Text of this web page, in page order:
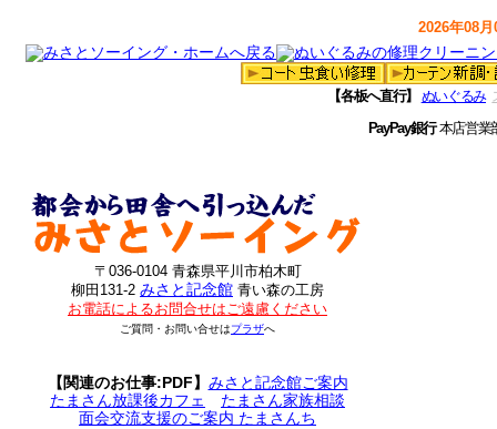
2026年08
【各板へ直行】 ぬいぐるみ
PayPay銀行本店営
〒036-0104 青森県平川市柏木町
柳田131-2 みさと記念館 青い森の工房
お電話によるお問合せはご遠慮ください
ご質問・お問い合せはプラザへ
【関連のお仕事:PDF】 みさと記念館ご案内
たまさん放課後カフェ
たまさん家族相談
面会交流支援のご案内 たまさんち